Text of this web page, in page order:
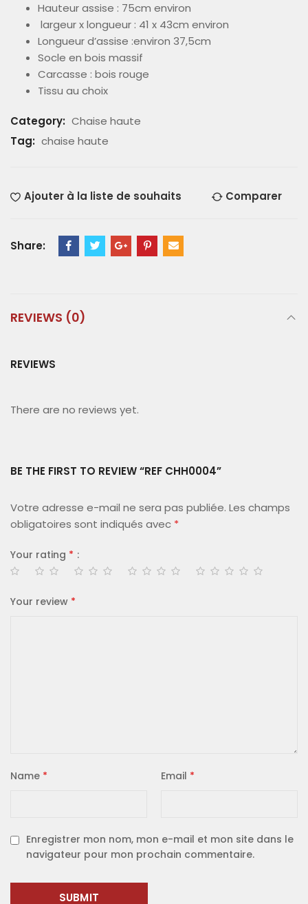
Hauteur assise : 75cm environ
largeur x longueur : 41 x 43cm environ
Longueur d’assise :environ 37,5cm
Socle en bois massif
Carcasse : bois rouge
Tissu au choix
Category: Chaise haute
Tag: chaise haute
Ajouter à la liste de souhaits Comparer
Share:
REVIEWS (0)
REVIEWS
There are no reviews yet.
BE THE FIRST TO REVIEW “REF CHH0004”
Votre adresse e-mail ne sera pas publiée. Les champs
obligatoires sont indiqués avec *
Your rating *
Your review *
Name * Email *
Enregistrer mon nom, mon e-mail et mon site dans le
navigateur pour mon prochain commentaire.